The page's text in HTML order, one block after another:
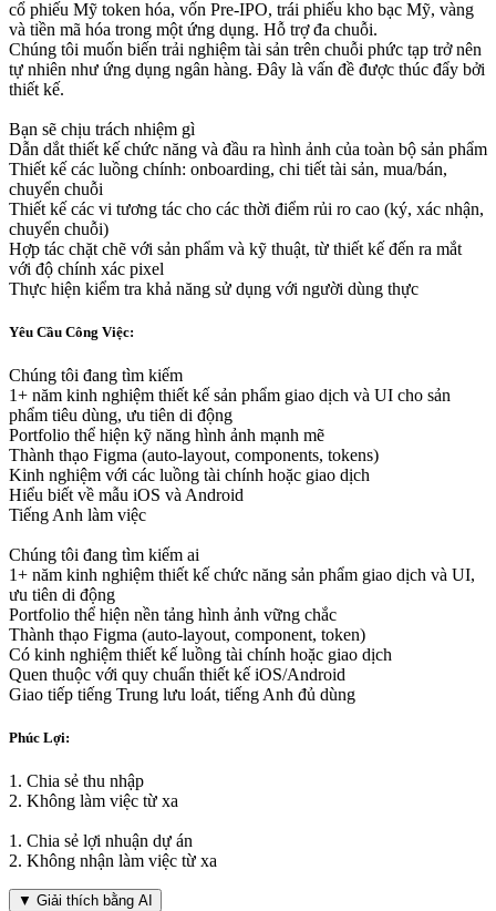
cổ phiếu Mỹ token hóa, vốn Pre-IPO, trái phiếu kho bạc Mỹ, vàng
và tiền mã hóa trong một ứng dụng. Hỗ trợ đa chuỗi.
Chúng tôi muốn biến trải nghiệm tài sản trên chuỗi phức tạp trở nên
tự nhiên như ứng dụng ngân hàng. Đây là vấn đề được thúc đẩy bởi
thiết kế.
Bạn sẽ chịu trách nhiệm gì
Dẫn dắt thiết kế chức năng và đầu ra hình ảnh của toàn bộ sản phẩm
Thiết kế các luồng chính: onboarding, chi tiết tài sản, mua/bán,
chuyển chuỗi
Thiết kế các vi tương tác cho các thời điểm rủi ro cao (ký, xác nhận,
chuyển chuỗi)
Hợp tác chặt chẽ với sản phẩm và kỹ thuật, từ thiết kế đến ra mắt
với độ chính xác pixel
Thực hiện kiểm tra khả năng sử dụng với người dùng thực
Yêu Cầu Công Việc:
Chúng tôi đang tìm kiếm
1+ năm kinh nghiệm thiết kế sản phẩm giao dịch và UI cho sản
phẩm tiêu dùng, ưu tiên di động
Portfolio thể hiện kỹ năng hình ảnh mạnh mẽ
Thành thạo Figma (auto-layout, components, tokens)
Kinh nghiệm với các luồng tài chính hoặc giao dịch
Hiểu biết về mẫu iOS và Android
Tiếng Anh làm việc
Chúng tôi đang tìm kiếm ai
1+ năm kinh nghiệm thiết kế chức năng sản phẩm giao dịch và UI,
ưu tiên di động
Portfolio thể hiện nền tảng hình ảnh vững chắc
Thành thạo Figma (auto-layout, component, token)
Có kinh nghiệm thiết kế luồng tài chính hoặc giao dịch
Quen thuộc với quy chuẩn thiết kế iOS/Android
Giao tiếp tiếng Trung lưu loát, tiếng Anh đủ dùng
Phúc Lợi:
1. Chia sẻ thu nhập
2. Không làm việc từ xa
1. Chia sẻ lợi nhuận dự án
2. Không nhận làm việc từ xa
▼ Giải thích bằng AI